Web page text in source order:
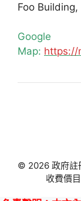
Foo
Google
Map: https://
© 2026 政府註
收費價